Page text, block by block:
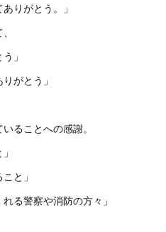
りがとう。」
」
がとう」
ることへの感謝。
と」
る警察や消防の方々」